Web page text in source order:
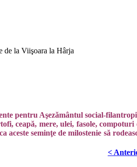
de la Viişoara la Hârja
pentru Aşezământul social-
ceapă, mere, ulei, fasole,
aceste seminţe de milostenie să
<